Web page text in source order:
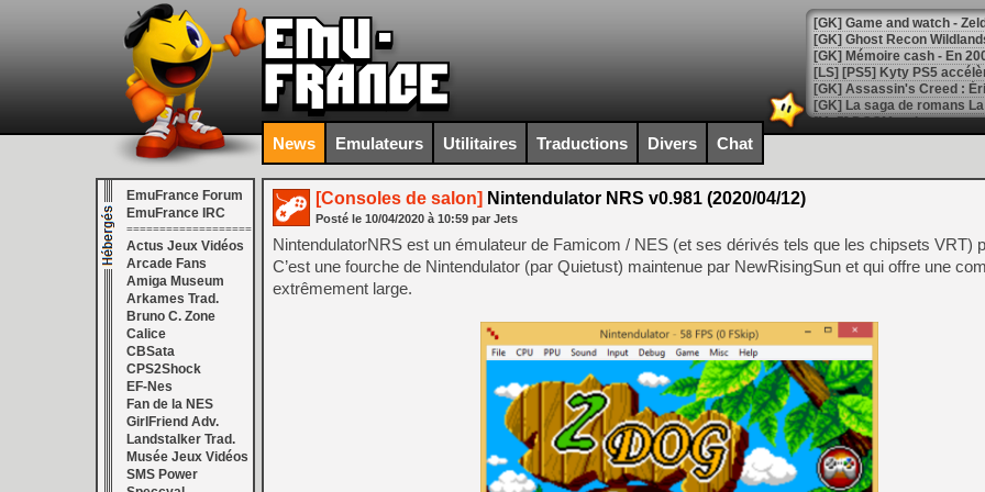
[Mo5] DOOM arrive en
[GK] Bethesda fête les 30
[GK] Roblox : l'action en
[GK] Agenda - GeForce
[GK] Devolver Digital en a
[LS] [PS5] ps5-y2jb-
[GK] Pourquoi Marvel
[GK] Test : Restory : Chill
[GK] GTA 6 : Rockstar
[GK] Hot Wheels Infinite
[GK] Mémoire cash -
[GK] Résultats Nintendo :
[GK] Déjà des
[Mo5] Brickboy cherche à
[GK] Minecraft et ses «
News Emulateurs Utilitaires Traductions Divers Chat
EmuFrance Forum
EmuFrance IRC
===================
Actus Jeux Vidéos
Arcade Fans
Amiga Museum
Arkames Trad.
Bruno C. Zone
Calice
CBSata
CPS2Shock
EF-Nes
Fan de la NES
GirlFriend Adv.
Landstalker Trad.
Musée Jeux Vidéos
SMS Power
[Consoles de salon] Nintendulator NRS v0.981 (2020/04/12)
Posté le 10/04/2020 à 10:59 par Jets
NintendulatorNRS est un émulateur de Famicom / NES (et ses dérivés tels que les chipsets VRT)
C’est une fourche de Nintendulator (par Quietust) maintenue par NewRisingSun et qui offre une
extrêmement large.